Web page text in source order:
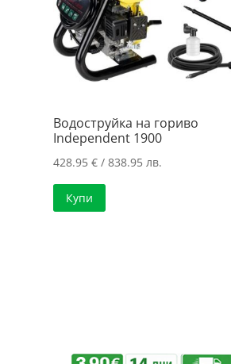
Водоструйка на гориво
Independent 1900
428.95€ / 838.95 лв.
Купи